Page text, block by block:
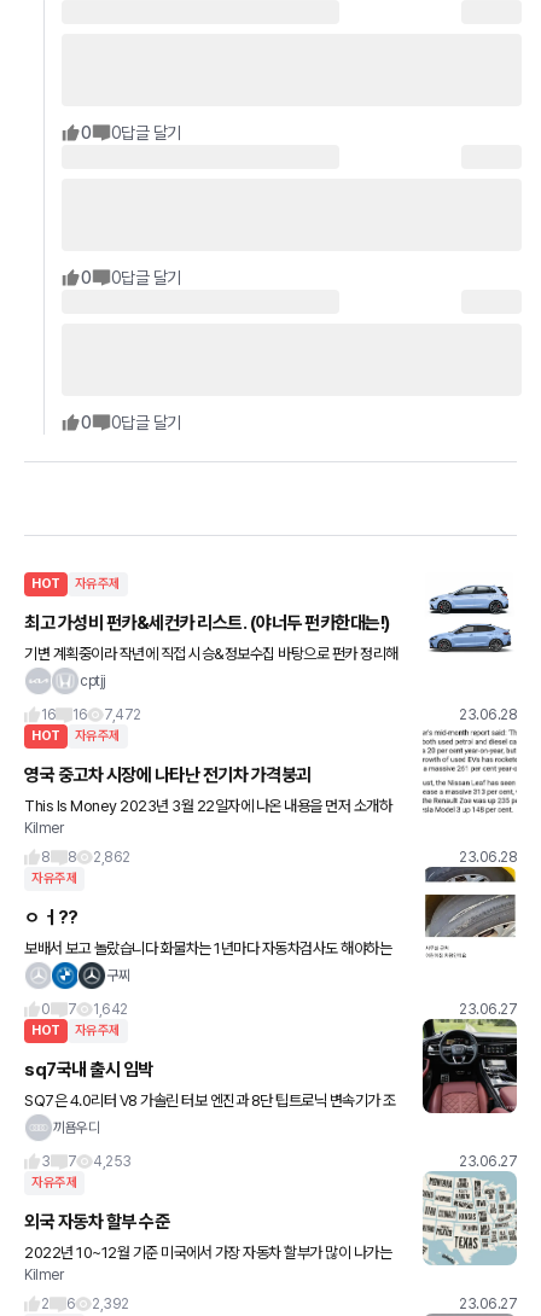
0 0답글 달기
0 0답글 달기
0 0답글 달기
HOT 자유주제
최고 가성비 펀카&세컨카 리스트. (야너두 펀카한대는!)
기변 계획중이라 작년에 직접 시승&정보수집 바탕으로 펀카 정리해
보려 합니다. 1. 현대의 자존심 N. 가격: 3만달러 초중반 (아N,코나N)
cptjj
16
16 7,472 23.06.28
HOT 자유주제
영국 중고차 시장에 나타난 전기차 가격붕괴
This Is Money 2023년 3월 22일자에 나온 내용을 먼저 소개하
고, The Sun 2023년 6월 23일자에 나타난 중고인기 랭킹 확인합
니다. "Auto Trader (SK엔카 같은
Kilmer
8
8 2,862 23.06.28
자유주제
ㅇ ㅓ??
보배서 보고 놀랐습니다 화물차는 1년마다 자동차검사도 해야하는
데 저게 말이되나 싶을정도군여...
구찌
0
7 1,642 23.06.27
HOT 자유주제
sq7국내 출시 임박
SQ7은 4.0리터 V8 가솔린 터보 엔진과 8단 팁트로닉 변속기가 조
합돼 최고출력 507마력, 최대토크 78.5kgm의 성능을 낸다. 정지
끼욤우디
3
7 4,253 23.06.27
자유주제
외국 자동차 할부 수준
2022년 10~12월 기준 미국에서 가장 자동차 할부가 많이 나가는
주는 텍사스 주이고 적은 주는 버몬트 주였다고 합니다. 텍사스(Tex
Kilmer
2
6 2,392 23.06.27